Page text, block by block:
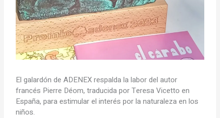
El galardón de ADENEX respalda la labor del autor
francés Pierre Déom, traducida por Teresa Vicetto en
España, para estimular el interés por la naturaleza en los
niños.